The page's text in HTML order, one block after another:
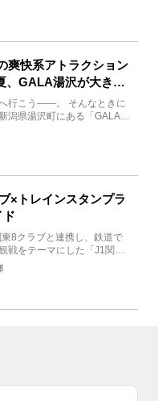
爽快系アトラクション
、GALA湯沢が大きく
行こう――。 そんなときに
潟県湯沢町にある「GALA湯
×トレインスタンプラ
ド
8クラブと連携し、鉄道で
戦をテーマにした「J1関東8